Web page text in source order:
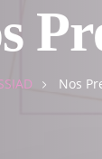
Nos